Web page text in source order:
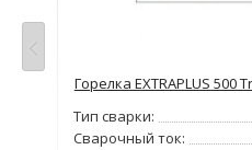
Горелка EXTRAPLUS 500
Тип сварки:
Сварочный ток: